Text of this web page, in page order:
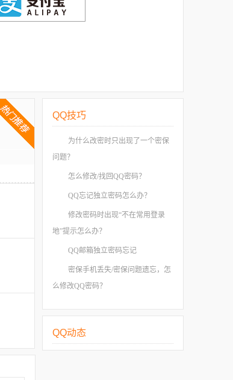
QQ技巧
为什么改密时只出现了一个密保
问题？
怎么修改/找回QQ密码？
QQ忘记独立密码怎么办？
修改密码时出现“不在常用登录
地”提示怎么办？
QQ邮箱独立密码忘记
密保手机丢失/密保问题遗忘，怎
么修改QQ密码？
QQ动态